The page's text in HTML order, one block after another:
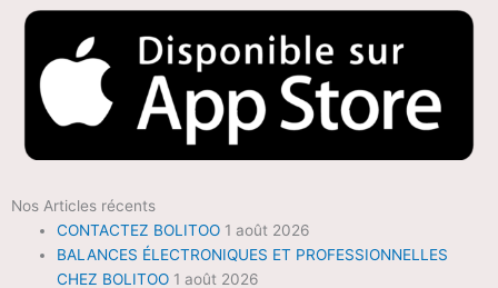
Nos Articles récents
CONTACTEZ BOLITOO 1 août 2026
BALANCES ÉLECTRONIQUES ET PROFESSIONNELLES
CHEZ BOLITOO 1 août 2026